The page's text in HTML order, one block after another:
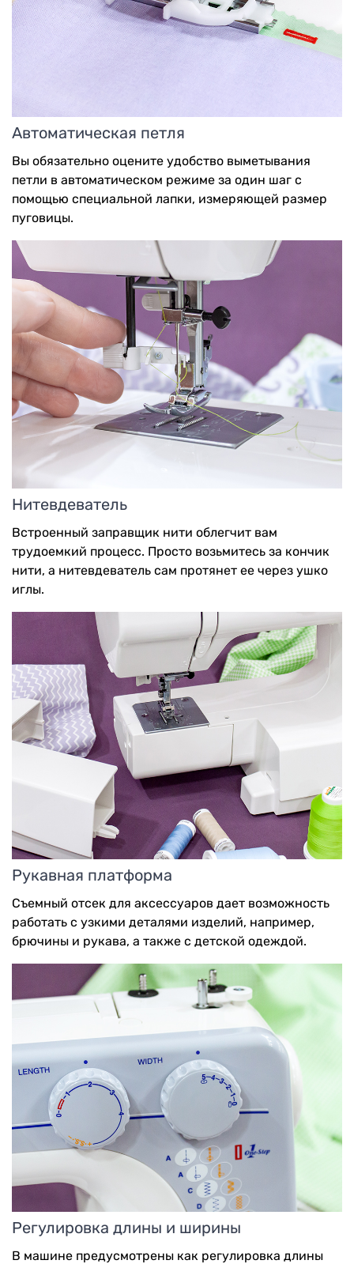
Автоматическая петля
Вы обязательно оцените удобство выметывания
петли в автоматическом режиме за один шаг с
помощью специальной лапки, измеряющей размер
пуговицы.
Нитевдеватель
Встроенный заправщик нити облегчит вам
трудоемкий процесс. Просто возьмитесь за кончик
нити, а нитевдеватель сам протянет ее через ушко
иглы.
Рукавная платформа
Съемный отсек для аксессуаров дает возможность
работать с узкими деталями изделий, например,
брючины и рукава, а также с детской одеждой.
Регулировка длины и ширины
В машине предусмотрены как регулировка длины